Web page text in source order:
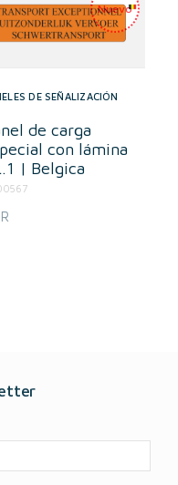
DE SEÑALIZACIÓN
de carga
con lámina
| Belgica